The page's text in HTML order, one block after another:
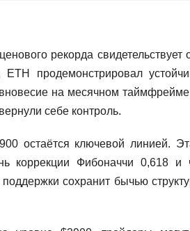
рекорда
продемонстрировал
на месячном
себе контроль.
остаётся ключевой линией.
коррекции Фибоначчи 0,618
сохранит бычью